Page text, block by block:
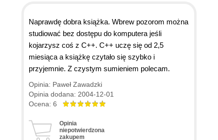
Naprawdę dobra książka. Wbrew pozorom można
studiować bez dostępu do komputera jeśli
kojarzysz coś z C++. C++ uczę się od 2,5
miesiąca a książkę czytało się szybko i
przyjemnie. Z czystym sumieniem polecam.
Opinia: Paweł Zawadzki
Opinia dodana: 2004-12-01
Ocena: 6
Opinia
niepotwierdzona
zakupem